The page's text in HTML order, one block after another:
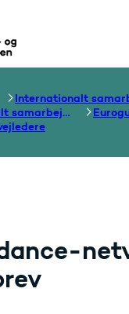
Internationalt samarbejde om vejledning